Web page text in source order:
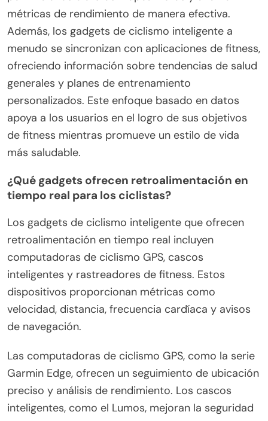
seguimiento de fitness y el monitoreo de la salud a
través de gadgets y características avanzadas.
Estos dispositivos proporcionan datos en tiempo
real sobre frecuencia cardíaca, velocidad y
distancia, permitiendo a los usuarios optimizar sus
entrenamientos. El seguimiento GPS integrado
permite a los ciclistas mapear rutas y analizar
métricas de rendimiento de manera efectiva.
Además, los gadgets de ciclismo inteligente a
ofreciendo información sobre tendencias de salud
generales y planes de entrenamiento
personalizados. Este enfoque basado en datos
apoya a los usuarios en el logro de sus objetivos
de fitness mientras promueve un estilo de vida
más saludable.
¿Qué gadgets ofrecen retroalimentación en
tiempo real para los ciclistas?
retroalimentación en tiempo real incluyen
computadoras de ciclismo GPS, cascos
inteligentes y rastreadores de fitness. Estos
dispositivos proporcionan métricas como